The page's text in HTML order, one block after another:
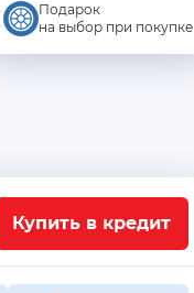
Подарок
на выбор при покупке
Купить в кредит